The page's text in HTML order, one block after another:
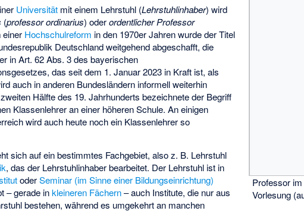
Professor
Vorlesung
Universität mit einem Lehrstuhl (Lehrstuhlinhaber) wird
(professor ordinarius) oderordentlicher Professor
einer Hochschulreform in den 1970er Jahren wurde der Titel
Deutschland weitgehend abgeschafft, die
in Art. 62 Abs. 3 des bayerischen
das seit dem 1. Januar 2023 in Kraft ist, als
auch in anderen Bundesländern informell weiterhin
Hälfte des 19. Jahrhunderts bezeichnete der Begriff
Klassenlehrer an einer höheren Schule. An einigen
wird auch heute noch ein Klassenlehrer so
sich auf ein bestimmtes Fachgebiet, also z. B. Lehrstuhl
, das der Lehrstuhlinhaber bearbeitet. Der Lehrstuhl ist in
oderSeminar (im Sinne einer Bildungseinrichtung)
– gerade inkleineren Fächern– auch Institute, die nur aus
bestehen, während es umgekehrt an manchen